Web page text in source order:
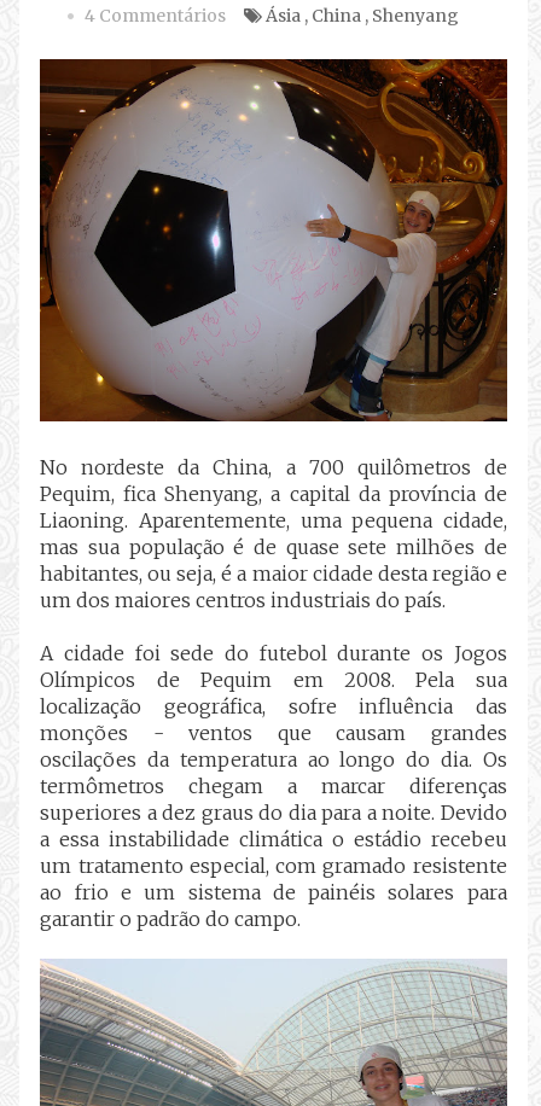
4 Commentários Ásia , China , Shenyang
No nordeste da China, a 700 quilômetros de
Pequim, fica Shenyang, a capital da província de
Liaoning. Aparentemente, uma pequena cidade,
mas sua população é de quase sete milhões de
habitantes, ou seja, é a maior cidade desta região e
um dos maiores centros industriais do país.
A cidade foi sede do futebol durante os Jogos
Olímpicos de Pequim em 2008. Pela sua
localização geográfica, sofre influência das
monções - ventos que causam grandes
oscilações da temperatura ao longo do dia. Os
termômetros chegam a marcar diferenças
superiores a dez graus do dia para a noite. Devido
a essa instabilidade climática o estádio recebeu
um tratamento especial, com gramado resistente
ao frio e um sistema de painéis solares para
garantir o padrão do campo.